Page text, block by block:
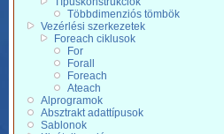
Többdimenziós tömbök
Vezérlési szerkezetek
Foreach ciklusok
For
Forall
Foreach
Ateach
Alprogramok
Absztrakt adattípusok
Sablonok